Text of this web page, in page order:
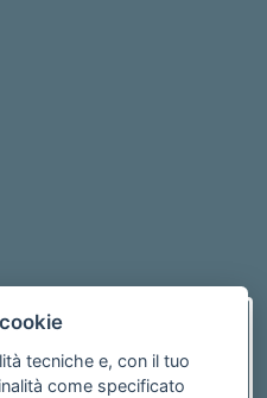
tecniche e, con il tuo
come specificato